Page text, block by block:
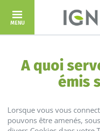
Aller au contenu principal
MENU